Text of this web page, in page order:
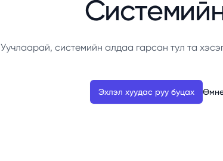
Уучлаарай, системийн алдаа гарсан тул та
Эхлэл хуудас руу буцах